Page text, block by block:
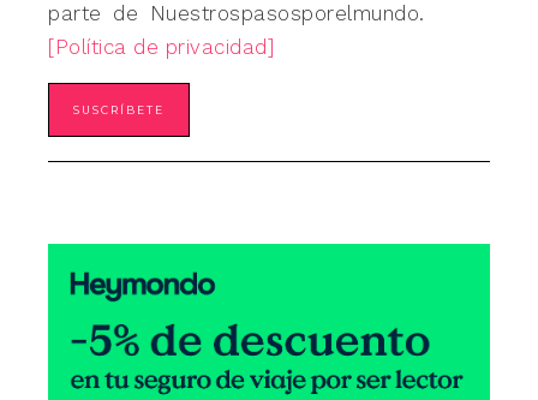
parte de Nuestrospasosporelmundo.
[Política de privacidad]